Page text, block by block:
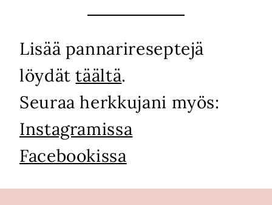
Lisää pannarireseptejä
löydättäältä.
Seuraa herkkujani myös:
Instagramissa
Facebookissa